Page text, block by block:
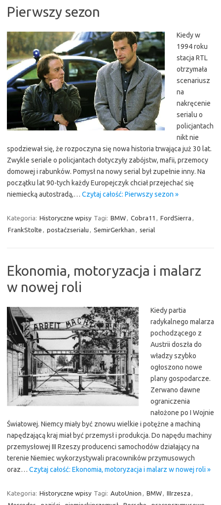
Pierwszy sezon
Kiedy w
1994 roku
stacja RTL
otrzymała
scenariusz
na
nakręcenie
serialu o
policjantach
nikt nie
spodziewał się, że rozpoczyna się nowa historia trwająca już 30 lat.
Zwykle seriale o policjantach dotyczyły zabójstw, mafii, przemocy
domowej i rabunków. Pomysł na nowy serial był zupełnie inny. Na
początku lat 90-tych każdy Europejczyk chciał przejechać się
niemiecką autostradą,… Czytaj całość: Pierwszy sezon »
Kategoria: Historyczne wpisy Tagi: BMW, Cobra11 , FordSierra ,
FrankStolte , postaćzserialu , SemirGerkhan , serial
Ekonomia, motoryzacja i malarz
w nowej roli
Kiedy partia
radykalnego malarza
pochodzącego z
Austrii doszła do
władzy szybko
ogłoszono nowe
plany gospodarcze.
Zerwano dawne
ograniczenia
nałożone po I Wojnie
Światowej. Niemcy miały być znowu wielkie i potężne a machiną
napędzającą kraj miał być przemysł i produkcja. Do napędu machiny
przemysłowej III Rzeszy producenci samochodów działający na
terenie Niemiec wykorzystywali pracowników przymusowych
oraz… Czytaj całość: Ekonomia, motoryzacja i malarz w nowej roli »
Kategoria: Historyczne wpisy Tagi: AutoUnion , BMW, IIIrzesza ,